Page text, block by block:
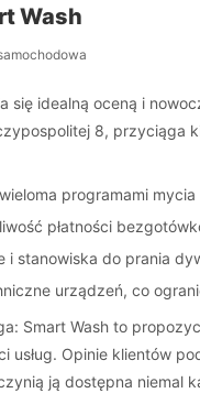
Wash
się idealną oceną i
8, przyciąga
programami
płatności
i stanowiska do prania
urządzeń, co
Smart Wash to
usług. Opinie klientów
ją dostępna niemal